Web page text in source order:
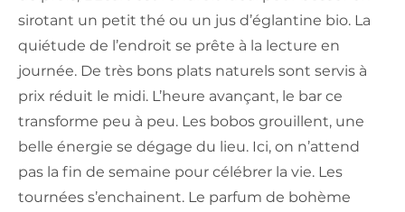
sirotant un petit thé ou un jus d’églantine bio. La
quiétude de l’endroit se prête à la lecture en
journée. De très bons plats naturels sont servis à
prix réduit le midi. L’heure avançant, le bar ce
transforme peu à peu. Les bobos grouillent, une
belle énergie se dégage du lieu. Ici, on n’attend
pas la fin de semaine pour célébrer la vie. Les
tournées s’enchainent. Le parfum de bohème